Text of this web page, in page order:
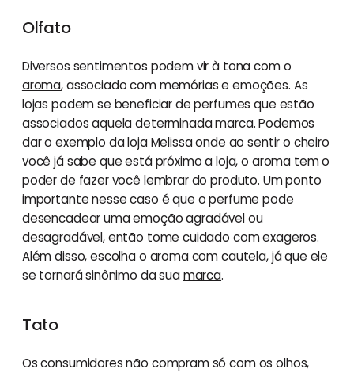
Olfato
Diversos sentimentos podem vir à tona com o
aroma, associado com memórias e emoções. As
lojas podem se beneficiar de perfumes que estão
associados aquela determinada marca. Podemos
dar o exemplo da loja Melissa onde ao sentir o cheiro
você já sabe que está próximo a loja, o aroma tem o
poder de fazer você lembrar do produto. Um ponto
importante nesse caso é que o perfume pode
desencadear uma emoção agradável ou
desagradável, então tome cuidado com exageros.
Além disso, escolha o aroma com cautela, já que ele
se tornará sinônimo da suamarca.
Tato
Os consumidores não compram só com os olhos,